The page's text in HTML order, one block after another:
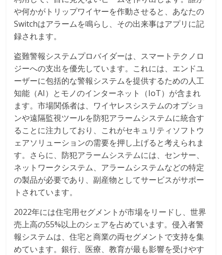
や何かがトリップワイヤーを作動させると、あなたの
Switchはアラームを鳴らし、その出来事はアプリに記
録されます。
盗難警報システムプロバイダーは、スマートテクノロ
ジーへの支出を優先しています。これには、エンドユ
ーザーに包括的な警報システムを提供するための人工
知能（AI）とモノのインターネット（IoT）が含まれ
ます。市場関係者は、ワイヤレスシステムのオプショ
ンや遠隔監視ツールを防犯アラームシステムに統合す
ることに注力しており、これがセキュリティソフトウ
ェアソリューションの需要を押し上げると考えられま
す。さらに、防犯アラームシステムには、センサー、
ネットワークシステム、アラームシステムなどの特定
の製品が必要であり、副産物としてサービスがサポー
トされています。
2022年には住宅用セグメントが市場をリードし、世界
売上高の55%以上のシェアを占めています。侵入者警
報システムは、住宅と商業の両セグメントで支持を集
めています。銀行、医療、教育が最も影響を受けやす